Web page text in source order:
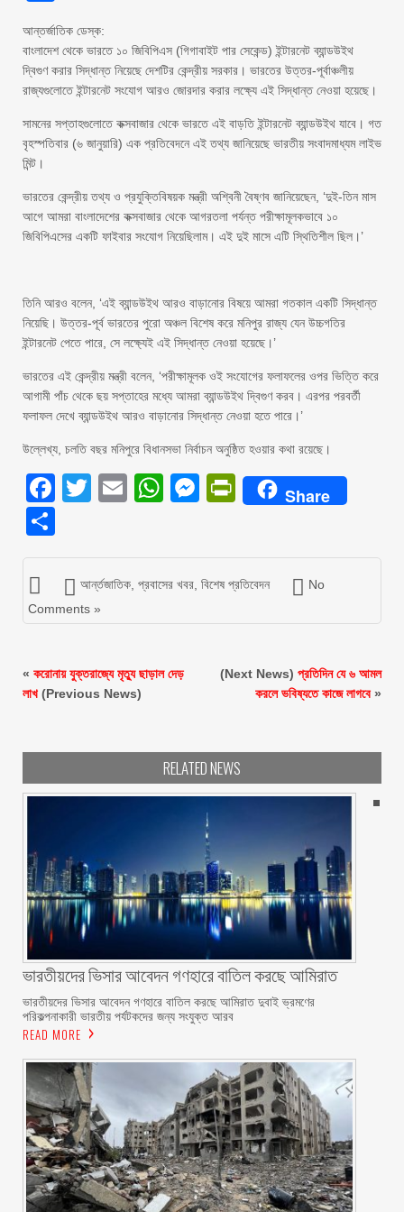
আন্তর্জাতিক ডেস্ক:
বাংলাদেশ থেকে ভারতে ১০ জিবিপিএস (গিগাবাইট পার সেকেন্ড) ইন্টারনেট ব্যান্ডউইথ
দ্বিগুণ করার সিদ্ধান্ত নিয়েছে দেশটির কেন্দ্রীয় সরকার। ভারতের উত্তর-পূর্বাঞ্চলীয়
রাজ্যগুলোতে ইন্টারনেট সংযোগ আরও জোরদার করার লক্ষ্যে এই সিদ্ধান্ত নেওয়া হয়েছে।
সামনের সপ্তাহগুলোতে কক্সবাজার থেকে ভারতে এই বাড়তি ইন্টারনেট ব্যান্ডউইথ যাবে। গত
বৃহস্পতিবার (৬ জানুয়ারি) এক প্রতিবেদনে এই তথ্য জানিয়েছে ভারতীয় সংবাদমাধ্যম লাইভ
মিন্ট।
ভারতের কেন্দ্রীয় তথ্য ও প্রযুক্তিবিষয়ক মন্ত্রী অশ্বিনী বৈষ্ণব জানিয়েছেন, ‘দুই-তিন মাস
আগে আমরা বাংলাদেশের কক্সবাজার থেকে আগরতলা পর্যন্ত পরীক্ষামূলকভাবে ১০
জিবিপিএসের একটি ফাইবার সংযোগ নিয়েছিলাম। এই দুই মাসে এটি স্থিতিশীল ছিল।’
তিনি আরও বলেন, ‘এই ব্যান্ডউইথ আরও বাড়ানোর বিষয়ে আমরা গতকাল একটি সিদ্ধান্ত
নিয়েছি। উত্তর-পূর্ব ভারতের পুরো অঞ্চল বিশেষ করে মনিপুর রাজ্য যেন উচ্চগতির
ইন্টারনেট পেতে পারে, সে লক্ষ্যেই এই সিদ্ধান্ত নেওয়া হয়েছে।’
ভারতের এই কেন্দ্রীয় মন্ত্রী বলেন, ‘পরীক্ষামূলক ওই সংযোগের ফলাফলের ওপর ভিত্তি করে
আগামী পাঁচ থেকে ছয় সপ্তাহের মধ্যে আমরা ব্যান্ডউইথ দ্বিগুণ করব। এরপর পরবর্তী
ফলাফল দেখে ব্যান্ডউইথ আরও বাড়ানোর সিদ্ধান্ত নেওয়া হতে পারে।’
উল্লেখ্য, চলতি বছর মনিপুরে বিধানসভা নির্বাচন অনুষ্ঠিত হওয়ার কথা রয়েছে।
Facebook
Twitter
EmailWhatsApp
Messenger
PrintFriendly
Share
আর্ন্তজাতিক প্রবাসের খবর বিশেষ প্রতিবেদন
No
Comments »
« করোনায় যুক্তরাজ্যে মৃত্যু ছাড়াল দেড়
লাখ (Previous News)
(Next News) প্রতিদিন যে ৬ আমল
করলে ভবিষ্যতে কাজে লাগবে»
RELATED NEWS
ভারতীয়দের ভিসার আবেদন গণহারে বাতিল করছে আমিরাত
ভারতীয়দের ভিসার আবেদন গণহারে বাতিল করছে আমিরাত দুবাই ভ্রমণের
পরিকল্পনাকারী ভারতীয় পর্যটকদের জন্য সংযুক্ত আরব
READ MORE